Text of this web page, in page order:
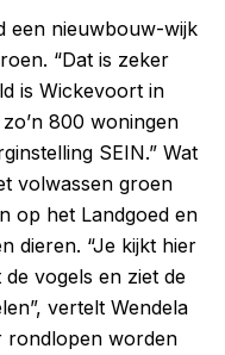
een nieuwbouw-wijk
“Dat is zeker
is Wickevoort in
800 woningen
SEIN.” Wat
volwassen groen
op het Landgoed en
dieren. “Je kijkt hier
vogels en ziet de
vertelt Wendela
rondlopen worden